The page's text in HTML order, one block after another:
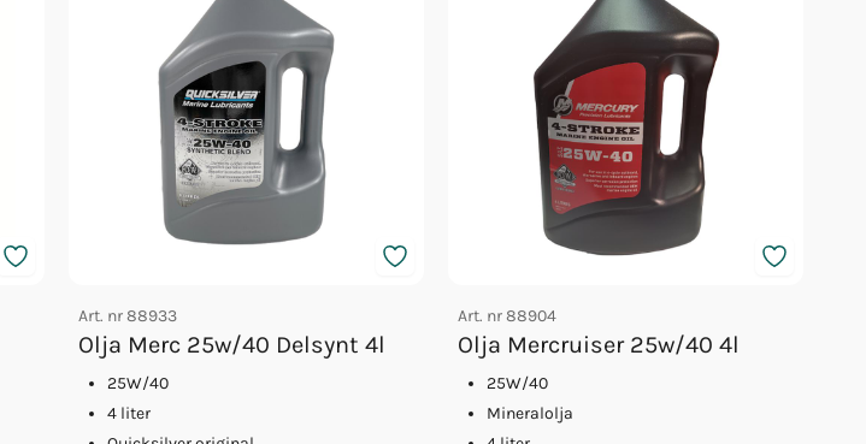
Art. nr88933
Olja Merc 25w/40 Delsynt 4l
25W/40
4 liter
Art. nr88904
Olja Mercruiser 25w/40 4l
25W/40
Mineralolja